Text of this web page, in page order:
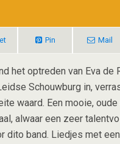
Pin Mail
het optreden van Eva de
Schouwburg in,
waard. Een mooie,
alwaar een zeer
dito band. Liedjes met